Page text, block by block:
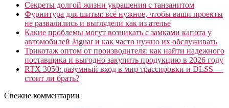
Секреты долгой жизни украшения с танзанитом
Фурнитура для шитья: всё нужное, чтобы ваши проекты
не развалились и выглядели как из ателье
Какие проблемы могут возникать с замками капота у
автомобилей Jaguar и как часто нужно их обслуживать
Трикотаж оптом от производителя: как найти надежного
поставщика и выгодно закупить продукцию в 2026 году
RTX 3050: разумный вход в мир трассировки и DLSS —
стоит ли брать?
Свежие комментарии